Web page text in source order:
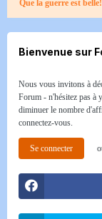
Que la guerre est belle!
Bienvenue sur
Nous vous invitons à
Forum - n'hésitez pas à
diminuer le nombre
connectez-vous.
Se connecter